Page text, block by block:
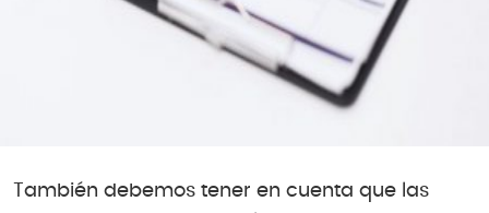
También debemos tener en cuenta que las